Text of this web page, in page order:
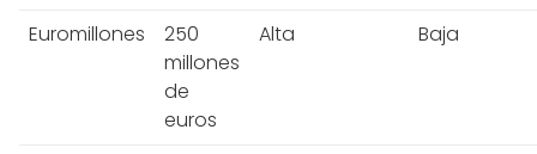
Euromillones
250
millones
de
euros
Alta Baja